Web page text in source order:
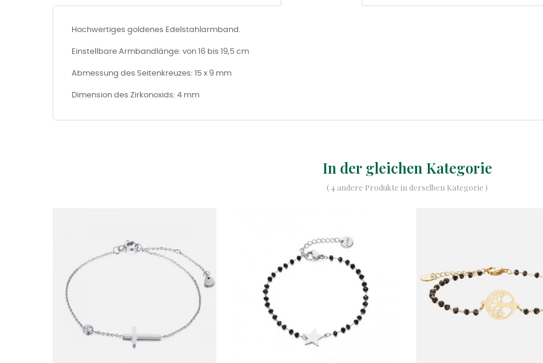
Hochwertiges goldenes Edelstahlarmband.
Einstellbare Armbandlänge: von 16 bis 19,5 cm
Abmessung des Seitenkreuzes: 15 x 9 mm
Dimension des Zirkonoxids: 4 mm
In der gleichen Kategorie
( 4 andere Produkte in derselben Kategorie )